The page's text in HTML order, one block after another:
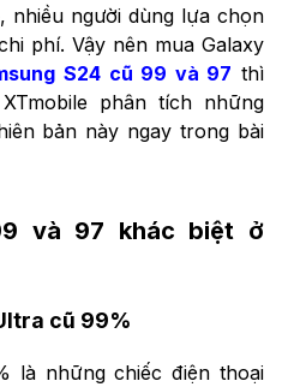
nhiều người dùng lựa chọn
phí. Vậy nên mua Galaxy
S24 cũ 99 và 97 thì
phân tích những
bản này ngay trong bài
và 97 khác biệt ở
cũ 99%
là những chiếc điện thoại